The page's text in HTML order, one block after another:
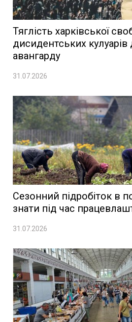
Тяглість харківської
дисидентських кулуарів
авангарду
31.07.2026
Сезонний підробіток в
знати під час
31.07.2026